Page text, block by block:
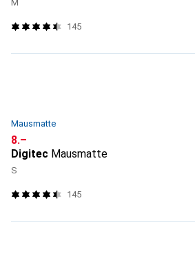
M
145
Mausmatte
CHF
8.–
Digitec Mausmatte
S
145